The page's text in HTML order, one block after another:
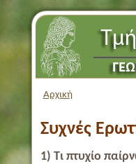
Αρχική
Συχνές
1) Τι πτυχίο